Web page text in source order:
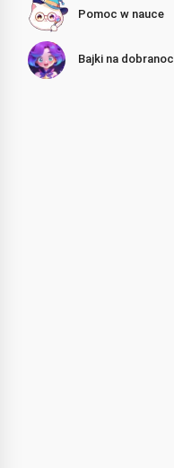
Pomoc w nauce
Bajki na dobranoc